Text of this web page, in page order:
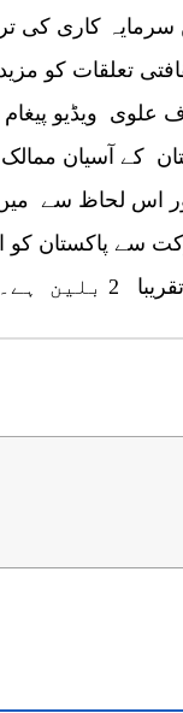
سرمایہ کاری کی
تعلقات کو
علوی ویڈیو
کے آسیان
اس لحاظ سے
سے پاکستان کو
ہے۔